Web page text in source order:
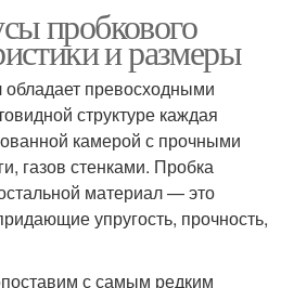
пробкового
и размеры
превосходными
структуре каждая
камерой с прочными
газов стенками. Пробка
материал — это
упругость, прочность,
с самым редким